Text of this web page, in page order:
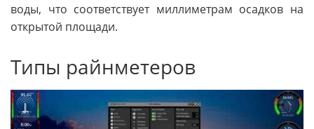
воды, что соответствует миллиметрам осадков на
открытой площади.
Типы райнметеров